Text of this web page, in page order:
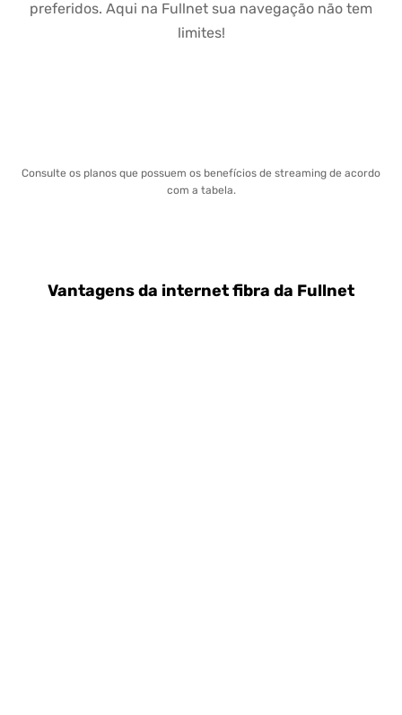
preferidos. Aqui na Fullnet sua navegação não tem
limites!
Consulte os planos que possuem os benefícios de streaming de acordo
com a tabela.
Vantagens da internet fibra da Fullnet